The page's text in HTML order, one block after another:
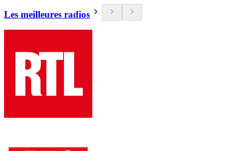
Les meilleures radios